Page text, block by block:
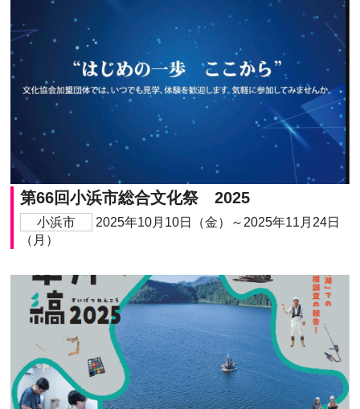
第66回小浜市総合文化祭 2025
小浜市
2025年10月10日（金）～2025年11月24日
（月）